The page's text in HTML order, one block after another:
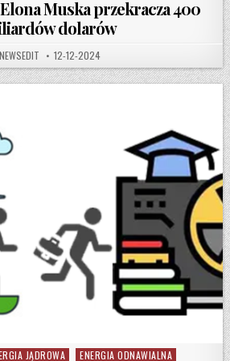
Muska przekracza 400
dolarów
AUTHOR:
NEWSEDIT PUBLISHED DATE:
12-12-2024
JĄDROWA ENERGIA ODNAWIALNA